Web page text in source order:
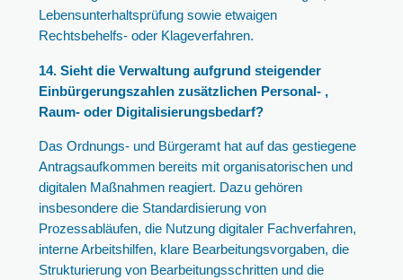
Lebensunterhaltsprüfung sowie etwaigen
Rechtsbehelfs- oder Klageverfahren.
14. Sieht die Verwaltung aufgrund steigender
Einbürgerungszahlen zusätzlichen Personal- ,
Raum- oder Digitalisierungsbedarf?
Das Ordnungs- und Bürgeramt hat auf das gestiegene
Antragsaufkommen bereits mit organisatorischen und
digitalen Maßnahmen reagiert. Dazu gehören
insbesondere die Standardisierung von
Prozessabläufen, die Nutzung digitaler Fachverfahren,
interne Arbeitshilfen, klare Bearbeitungsvorgaben, die
Strukturierung von Bearbeitungsschritten und die